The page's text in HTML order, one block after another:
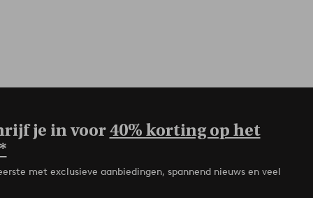
je in voor40% korting op het
met exclusieve aanbiedingen, spannend nieuws en veel